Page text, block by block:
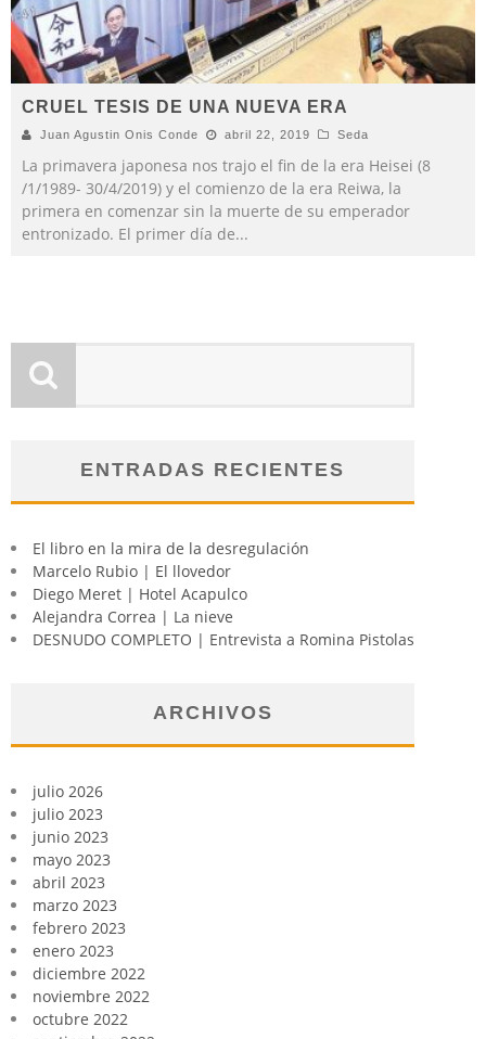
CRUEL TESIS DE UNA NUEVA ERA
Juan Agustin Onis Conde abril 22, 2019 Seda
La primavera japonesa nos trajo el fin de la era Heisei (8
/1/1989- 30/4/2019) y el comienzo de la era Reiwa, la
primera en comenzar sin la muerte de su emperador
entronizado. El primer día de...
ENTRADAS RECIENTES
El libro en la mira de la desregulación
Marcelo Rubio | El llovedor
Diego Meret | Hotel Acapulco
Alejandra Correa | La nieve
DESNUDO COMPLETO | Entrevista a Romina Pistolas
ARCHIVOS
julio 2026
julio 2023
junio 2023
mayo 2023
abril 2023
marzo 2023
febrero 2023
enero 2023
diciembre 2022
noviembre 2022
octubre 2022